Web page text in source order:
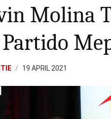
Molina
19 APRIL 2021